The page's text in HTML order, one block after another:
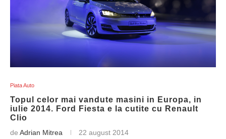
Piata Auto
Topul celor mai vandute masini in Europa, in
iulie 2014. Ford Fiesta e la cutite cu Renault
Clio
de Adrian Mitrea 22 august 2014